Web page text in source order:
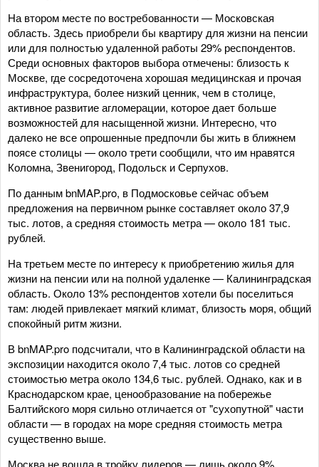
На втором месте по востребованности — Московская
область. Здесь приобрели бы квартиру для жизни на пенсии
или для полностью удаленной работы 29% респондентов.
Среди основных факторов выбора отмечены: близость к
Москве, где сосредоточена хорошая медицинская и прочая
инфраструктура, более низкий ценник, чем в столице,
активное развитие агломерации, которое дает больше
возможностей для насыщенной жизни. Интересно, что
далеко не все опрошенные предпочли бы жить в ближнем
поясе столицы — около трети сообщили, что им нравятся
Коломна, Звенигород, Подольск и Серпухов.
По данным bnMAP.pro, в Подмосковье сейчас объем
предложения на первичном рынке составляет около 37,9
тыс. лотов, а средняя стоимость метра — около 181 тыс.
рублей.
На третьем месте по интересу к приобретению жилья для
жизни на пенсии или на полной удаленке — Калининградская
область. Около 13% респондентов хотели бы поселиться
там: людей привлекает мягкий климат, близость моря, общий
спокойный ритм жизни.
В bnMAP.pro подсчитали, что в Калининградской области на
экспозиции находится около 7,4 тыс. лотов со средней
стоимостью метра около 134,6 тыс. рублей. Однако, как и в
Краснодарском крае, ценообразование на побережье
Балтийского моря сильно отличается от "сухопутной" части
области — в городах на море средняя стоимость метра
существенно выше.
Москва не вошла в тройку лидеров — лишь около 9%